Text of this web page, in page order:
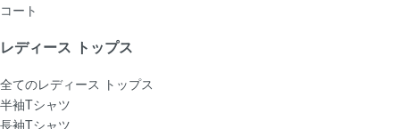
コート
レディース トップス
全てのレディース トップス
半袖Tシャツ
長袖Tシャツ